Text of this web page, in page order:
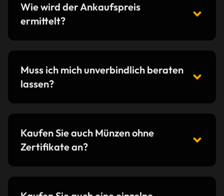
Wie wird der Ankaufspreis
ermittelt?
Muss ich mich unverbindlich beraten
lassen?
Kaufen Sie auch Münzen ohne
Zertifikate an?